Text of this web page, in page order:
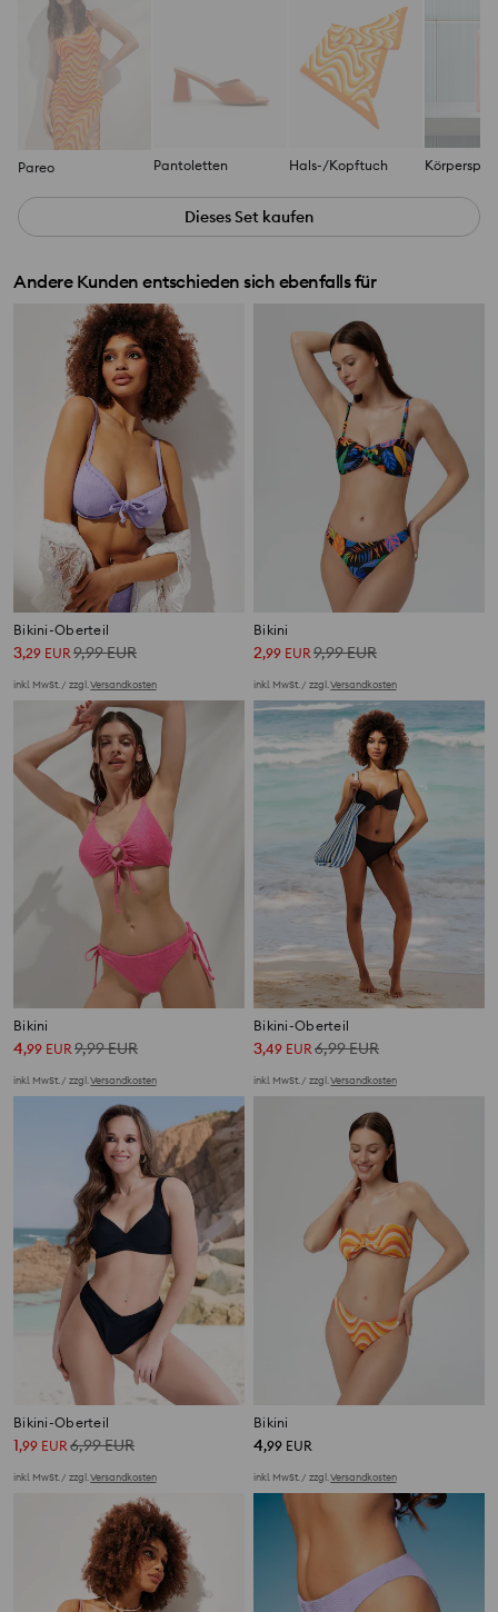
Pareo Pantoletten Hals-/Kopftuch
Dieses Set kaufen
Andere Kunden entschieden sich ebenfalls für
Bikini-Oberteil
3,29 EUR 9,99EUR
inkl. MwSt. / zzgl.Versandkosten
Bikini
2,99 EUR 9,99EUR
inkl. MwSt. / zzgl.Versandkosten
Bikini
4,99 EUR9,99EUR
inkl. MwSt. / zzgl.Versandkosten
Bikini-Oberteil
3,49 EUR6,99EUR
inkl. MwSt. / zzgl.Versandkosten
Bikini-Oberteil
1,99 EUR 6,99EUR
inkl. MwSt. / zzgl.Versandkosten
Bikini
4,99 EUR
inkl. MwSt. / zzgl.Versandkosten